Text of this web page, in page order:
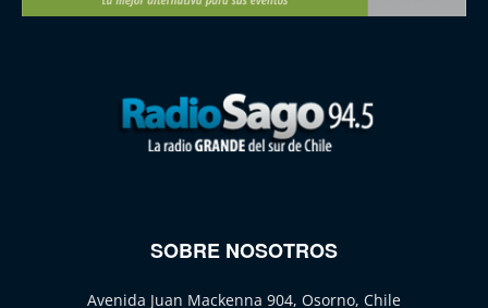
SOBRE NOSOTROS
Avenida Juan Mackenna 904, Osorno, Chile